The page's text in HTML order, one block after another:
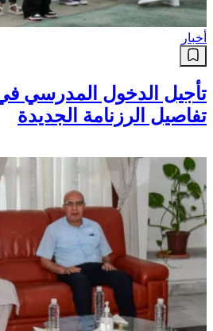
أخبار
تأجيل الدخول المدرسي
تفاصيل الرزنامة الجديدة